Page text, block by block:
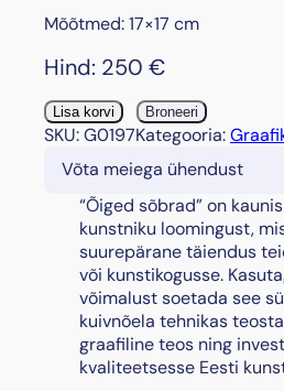
Mõõtmed: 17×17 cm
Hind: 250 €
"
Õ
Lisa korvi Broneeri
SKU:G0197Kategooria:
Võta meiega ühendust
“Õiged sõbrad” on
kunstniku loomingust,
suurepärane täiendus
või kunstikogusse.
võimalust soetada see
kuivnõela tehnikas
graafiline teos ning
kvaliteetsesse Eesti